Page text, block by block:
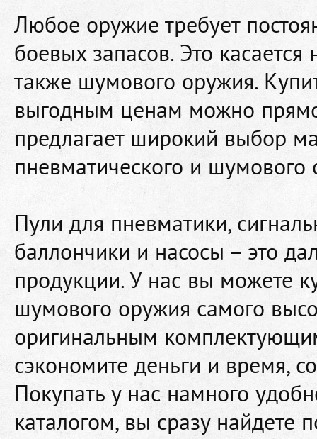
Любое оружие требует
боевых запасов. Это касается
также шумового оружия.
выгодным ценам можно
предлагает широкий выбор
пневматического и шумового
Пули для пневматики,
баллончики и насосы – это
продукции. У нас вы можете
шумового оружия самого
оригинальным
сэкономите деньги и время,
Покупать у нас намного
каталогом, вы сразу